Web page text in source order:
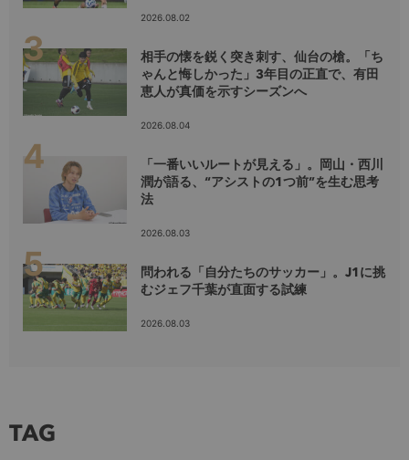
2026.08.02
相手の懐を鋭く突き刺す、仙台の槍。「ち
ゃんと悔しかった」3年目の正直で、有田
恵人が真価を示すシーズンへ
2026.08.04
「一番いいルートが見える」。岡山・西川
潤が語る、“アシストの1つ前”を生む思考
法
2026.08.03
問われる「自分たちのサッカー」。J1に挑
むジェフ千葉が直面する試練
2026.08.03
TAG